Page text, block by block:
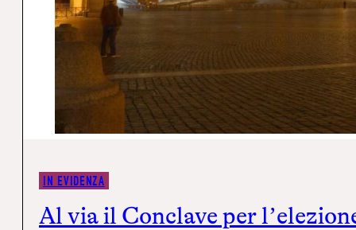
IN EVIDENZA
Al via il Conclave per